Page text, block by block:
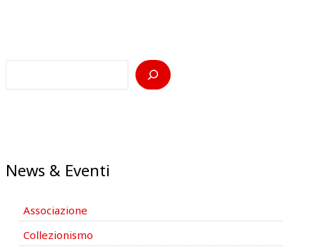
News & Eventi
Associazione
Collezionismo